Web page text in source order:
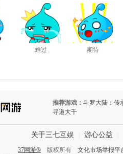
难过 期待
推荐游戏： 斗罗大陆：传
寻道大千
关于三七互娱 游心公益
37网游® 版权所有 文化市场举报平